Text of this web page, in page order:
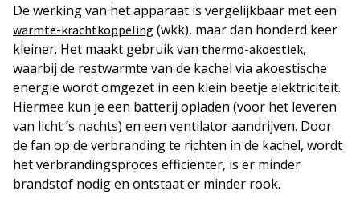
De werking van het apparaat is vergelijkbaar met een
warmte-krachtkoppeling (wkk), maar dan honderd keer
kleiner. Het maakt gebruik van thermo-akoestiek,
waarbij de restwarmte van de kachel via akoestische
energie wordt omgezet in een klein beetje elektriciteit.
Hiermee kun je een batterij opladen (voor het leveren
van licht ’s nachts) en een ventilator aandrijven. Door
de fan op de verbranding te richten in de kachel, wordt
het verbrandingsproces efficiënter, is er minder
brandstof nodig en ontstaat er minder rook.